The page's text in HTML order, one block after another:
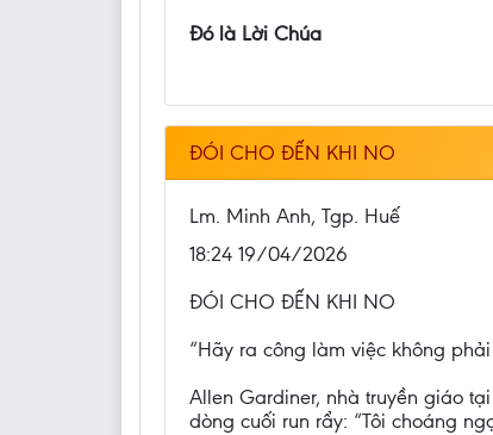
Đó là Lời Chúa
ĐÓI CHO ĐẾN KHI NO
Lm. Minh Anh, Tgp. Huế
18:24 19/04/2026
ĐÓI CHO ĐẾN KHI NO
“Hãy ra công làm việc không
Allen Gardiner, nhà truyền giáo
dòng cuối run rẩy: “Tôi choáng